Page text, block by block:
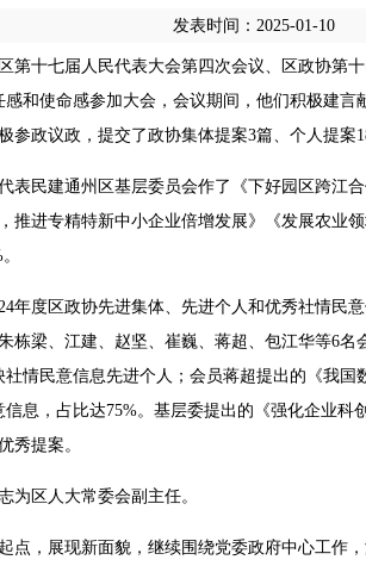
发表时间：2025-01-10
第十七届人民代表大会第四次会议、区政协第
和使命感参加大会，会议期间，他们积极建
政议政，提交了政协集体提案3篇、个人提案
表民建通州区基层委员会作了《下好园区跨江
推进专精特新中小企业倍增发展》《发展农业
年度区政协先进集体、先进个人和优秀社情民
栋梁、江建、赵坚、崔巍、蒋超、包江华等6
情民意信息先进个人；会员蒋超提出的《我
息，占比达75%。基层委提出的《强化企业
秀提案。
为区人大常委会副主任。
点，展现新面貌，继续围绕党委政府中心工作